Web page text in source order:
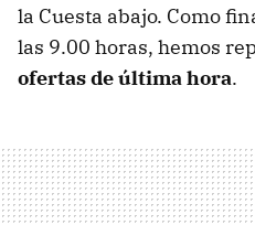
la Cuesta abajo. Como
las 9.00 horas, hemos
ofertas de última hora.